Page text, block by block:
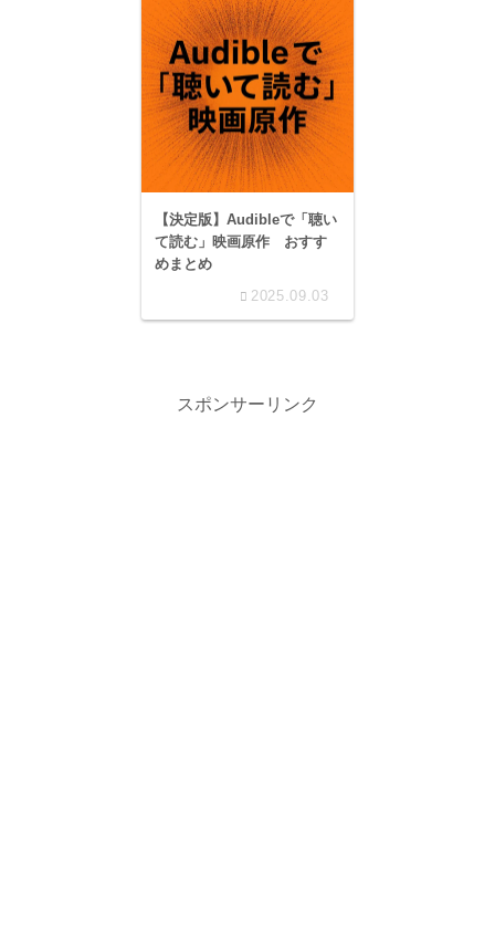
【決定版】Audibleで「聴い
て読む」映画原作 おすす
めまとめ
2025.09.03
スポンサーリンク